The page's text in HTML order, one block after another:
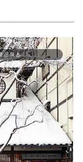
温泉♨